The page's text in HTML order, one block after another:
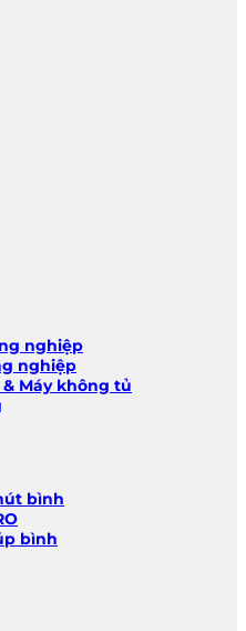
nghiệp
nghiệp
Máy không tủ
bình
bình